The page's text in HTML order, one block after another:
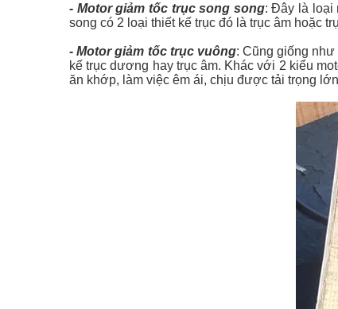
- Motor giảm tốc trục song song: Đây là loại
song có 2 loại thiết kế trục đó là trục âm hoặc
- Motor giảm tốc trục vuông: Cũng giống như
kế trục dương hay trục âm. Khác với 2 kiểu
ăn khớp, làm việc êm ái, chịu được tải trọng